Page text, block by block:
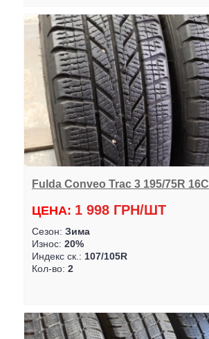
Fulda Conveo Trac 3 195/75R 16C
ЦЕНА: 1 998 ГРН/ШТ
Сезон: Зима
Износ: 20%
Индекс ск.: 107/105R
Кол-во: 2